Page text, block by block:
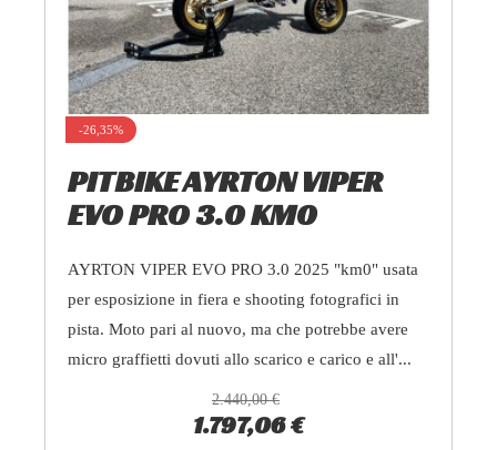
-26,35%
PITBIKE AYRTON VIPER
EVO PRO 3.0 KM0
AYRTON VIPER EVO PRO 3.0 2025 "km0" usata
per esposizione in fiera e shooting fotografici in
pista. Moto pari al nuovo, ma che potrebbe avere
micro graffietti dovuti allo scarico e carico e all'...
2.440,00 €
1.797,06 €